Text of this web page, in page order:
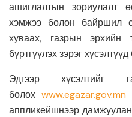
ашиглалтын зориулалт
хэмжээ болон байршил
хуваах, газрын эрхийн
бүртгүүлэх зэрэг
Эдгээр хүсэлтийг
болох www.egazar.gov.mn
аппликейшнээр дамжуулан